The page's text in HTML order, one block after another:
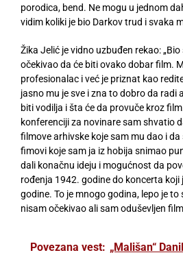
porodica, bend. Ne mogu u jednom
vidim koliki je bio Darkov trud i svaka
Žika Jelić je vidno uzbuđen rekao:
očekivao da će biti ovako dobar film.
profesionalac i već je priznat kao
jasno mu je sve i zna to dobro da radi
biti vodilja i šta će da provuče kroz
konferenciji za novinare sam shvatio
filmove arhivske koje sam mu dao i
fimovi koje sam ja iz hobija snimao
dali konačnu ideju i mogućnost da
rođenja 1942. godine do koncerta koji
godine. To je mnogo godina, lepo je
nisam očekivao ali sam oduševljen
Povezana vest: „Mališan“